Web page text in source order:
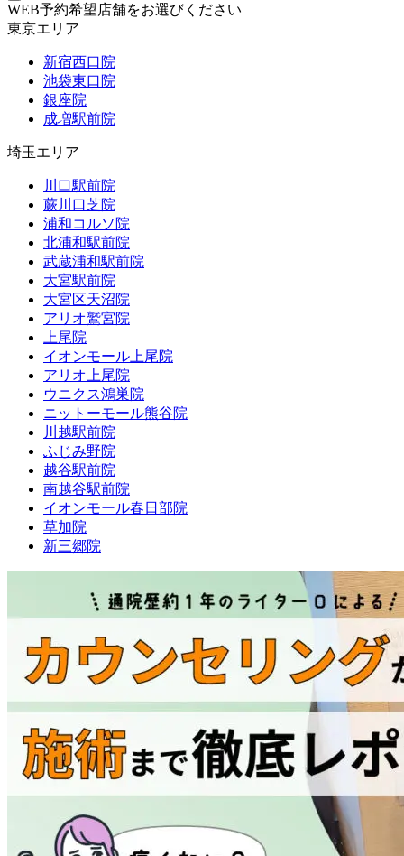
WEB予約希望店舗をお選びください
東京エリア
新宿西口院
池袋東口院
銀座院
成増駅前院
埼玉エリア
川口駅前院
蕨川口芝院
浦和コルソ院
北浦和駅前院
武蔵浦和駅前院
大宮駅前院
大宮区天沼院
アリオ鷲宮院
上尾院
イオンモール上尾院
アリオ上尾院
ウニクス鴻巣院
ニットーモール熊谷院
川越駅前院
ふじみ野院
越谷駅前院
南越谷駅前院
イオンモール春日部院
草加院
新三郷院